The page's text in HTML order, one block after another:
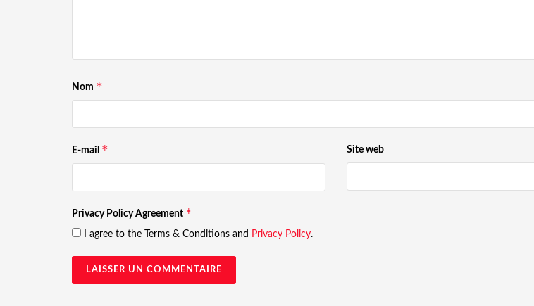
Nom *
E-mail * Site web
Privacy Policy Agreement *
I agree to the Terms & Conditions and Privacy Policy.